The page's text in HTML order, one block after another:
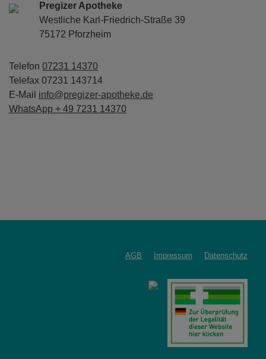
Pregizer Apotheke
Westliche Karl-Friedrich-Straße 39
75172 Pforzheim
Telefon 07231 14370
Telefax 07231 143714
E-Mail info@pregizer-apotheke.de
WhatsApp + 49 7231 14370
AGB Impressum Datenschutz